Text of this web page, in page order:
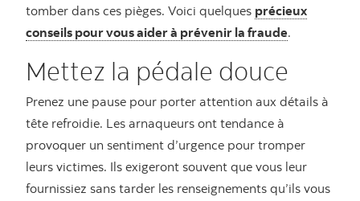
tomber dans ces pièges. Voici quelques précieux
conseils pour vous aider à prévenir la fraude.
Mettez la pédale douce
Prenez une pause pour porter attention aux détails à
tête refroidie. Les arnaqueurs ont tendance à
provoquer un sentiment d’urgence pour tromper
leurs victimes. Ils exigeront souvent que vous leur
fournissiez sans tarder les renseignements qu’ils vous